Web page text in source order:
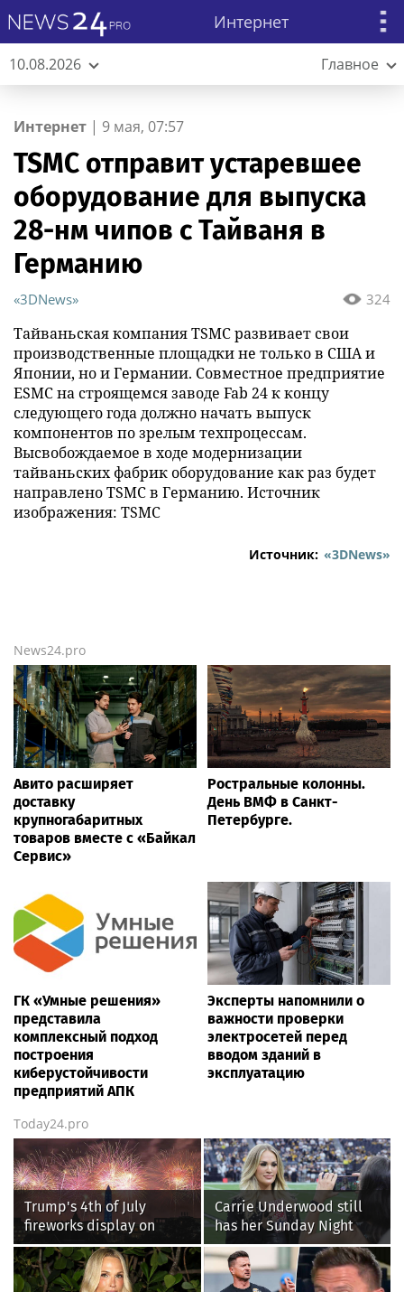
Интернет
10.08.2026 Главное
Интернет | 9 мая, 07:57
TSMC отправит устаревшее
оборудование для выпуска
28-нм чипов с Тайваня в
Германию
324
«3DNews»
Тайваньская компания TSMC развивает свои
производственные площадки не только в США и
Японии, но и Германии. Совместное предприятие
ESMC на строящемся заводе Fab 24 к концу
следующего года должно начать выпуск
компонентов по зрелым техпроцессам.
Высвобождаемое в ходе модернизации
тайваньских фабрик оборудование как раз будет
направлено TSMC в Германию. Источник
изображения: TSMC
Источник: «3DNews»
News24.pro
Авито расширяет
доставку
крупногабаритных
товаров вместе с «Байкал
Сервис»
Ростральные колонны.
День ВМФ в Санкт-
Петербурге.
ГК «Умные решения»
представила
комплексный подход
построения
киберустойчивости
предприятий АПК
Эксперты напомнили о
важности проверки
электросетей перед
вводом зданий в
эксплуатацию
Today24.pro
Trump's 4th of July
fireworks display on
National Mall confirmed
as largest in history
Carrie Underwood still
has her Sunday Night
Football fastball,
awkward Jim Harbaugh &
Baywatch Livvy Dunne!